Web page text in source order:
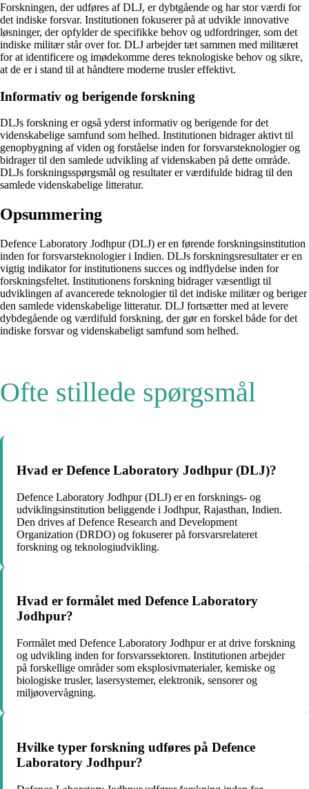
Forskningen, der udføres af DLJ, er dybtgående og har stor værdi for
det indiske forsvar. Institutionen fokuserer på at udvikle innovative
løsninger, der opfylder de specifikke behov og udfordringer, som det
indiske militær står over for. DLJ arbejder tæt sammen med militæret
for at identificere og imødekomme deres teknologiske behov og sikre,
at de er i stand til at håndtere moderne trusler effektivt.
Informativ og berigende forskning
DLJs forskning er også yderst informativ og berigende for det
videnskabelige samfund som helhed. Institutionen bidrager aktivt til
genopbygning af viden og forståelse inden for forsvarsteknologier og
bidrager til den samlede udvikling af videnskaben på dette område.
DLJs forskningsspørgsmål og resultater er værdifulde bidrag til den
samlede videnskabelige litteratur.
Opsummering
Defence Laboratory Jodhpur (DLJ) er en førende forskningsinstitution
inden for forsvarsteknologier i Indien. DLJs forskningsresultater er en
vigtig indikator for institutionens succes og indflydelse inden for
forskningsfeltet. Institutionens forskning bidrager væsentligt til
udviklingen af avancerede teknologier til det indiske militær og beriger
den samlede videnskabelige litteratur. DLJ fortsætter med at levere
dybdegående og værdifuld forskning, der gør en forskel både for det
indiske forsvar og videnskabeligt samfund som helhed.
Ofte stillede spørgsmål
Hvad er Defence Laboratory Jodhpur (DLJ)?
Defence Laboratory Jodhpur (DLJ) er en forsknings- og
udviklingsinstitution beliggende i Jodhpur, Rajasthan, Indien.
Den drives af Defence Research and Development
Organization (DRDO) og fokuserer på forsvarsrelateret
forskning og teknologiudvikling.
Hvad er formålet med Defence Laboratory
Jodhpur?
Formålet med Defence Laboratory Jodhpur er at drive forskning
og udvikling inden for forsvarssektoren. Institutionen arbejder
på forskellige områder som eksplosivmaterialer, kemiske og
biologiske trusler, lasersystemer, elektronik, sensorer og
miljøovervågning.
Hvilke typer forskning udføres på Defence
Laboratory Jodhpur?